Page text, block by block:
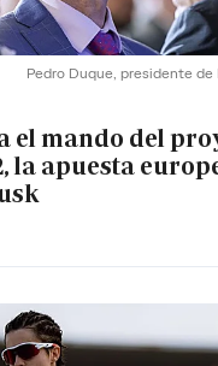
Pedro Duque, presidente de
el mando del
la apuesta